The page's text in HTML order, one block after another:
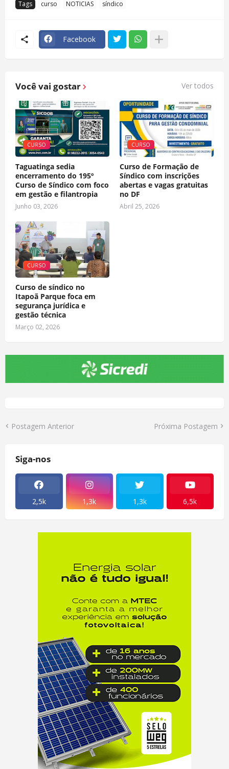
Tags curso NOTICIAS síndico
Facebook
Você vai gostar Ver todos
CURSO
Taguatinga sedia
encerramento do 195º
Curso de Síndico com foco
em gestão e filantropia
Junho 03, 2026
CURSO
Curso de Formação de
Síndico com inscrições
abertas e vagas gratuitas
no DF
Abril 25, 2026
CURSO
Curso de síndico no
Itapoã Parque foca em
segurança jurídica e
gestão técnica
Março 02, 2026
Postagem Anterior Próxima Postagem
Siga-nos
2,5k 1,3k 1,3k 6,5k